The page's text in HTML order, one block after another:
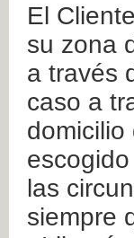
El
su zona
a través
caso a
las
siempre